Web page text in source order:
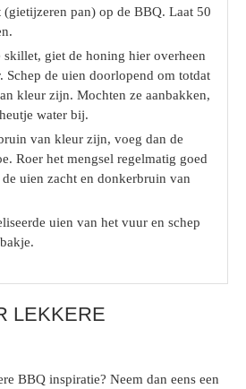
(gietijzeren pan) op de BBQ. Laat 50
skillet, giet de honing hier overheen
Schep de uien doorlopend om totdat
kleur zijn. Mochten ze aanbakken,
water bij.
van kleur zijn, voeg dan de
Roer het mengsel regelmatig goed
uien zacht en donkerbruin van
uien van het vuur en schep
LEKKERE
BBQ inspiratie? Neem dan eens een